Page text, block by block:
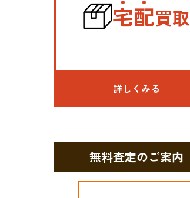
宅配買取
詳しくみる
無料査定のご案内